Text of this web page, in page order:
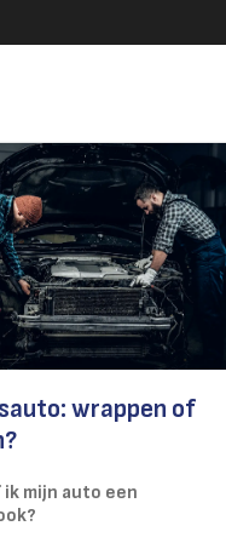
wrappen of
mijn auto een